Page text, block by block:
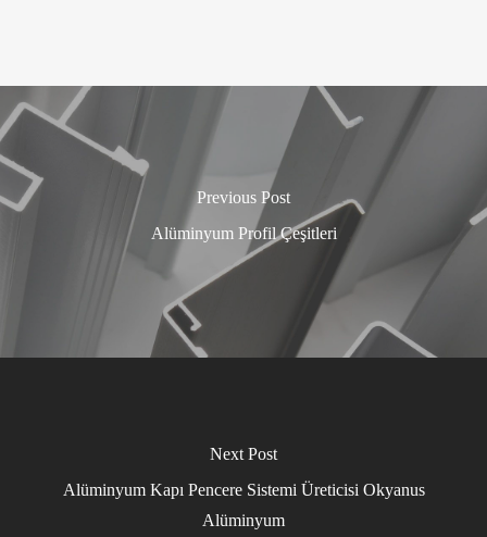
Previous Post
Alüminyum Profil Çeşitleri
Next Post
Alüminyum Kapı Pencere Sistemi Üreticisi Okyanus
Alüminyum